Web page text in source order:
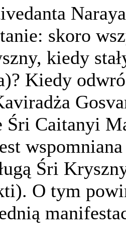
skoro
kiedy
Kiedy
Śri Caitanyi
Śri
O tym